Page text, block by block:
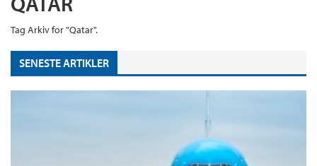
Tag Arkiv for "Qatar".
SENESTE ARTIKLER